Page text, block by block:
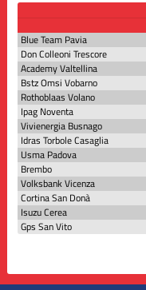
Blue Team Pavia
Don Colleoni Trescore
Academy Valtellina
Bstz Omsi Vobarno
Rothoblaas Volano
Ipag Noventa
Vivienergia Busnago
Idras Torbole Casaglia
Usma Padova
Brembo
Volksbank Vicenza
Cortina San Donà
Isuzu Cerea
Gps San Vito